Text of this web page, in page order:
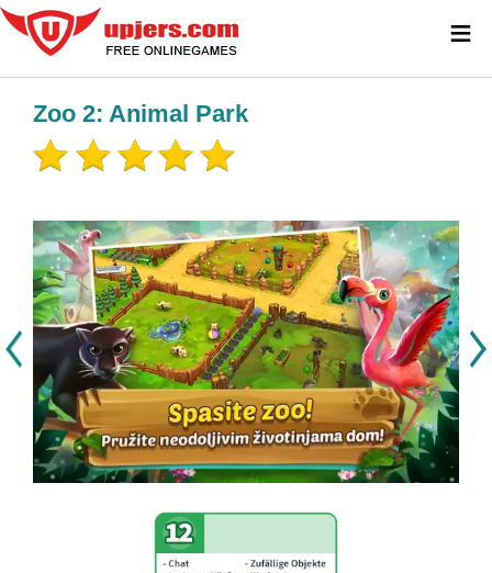
Zoo 2: Animal Park
≡